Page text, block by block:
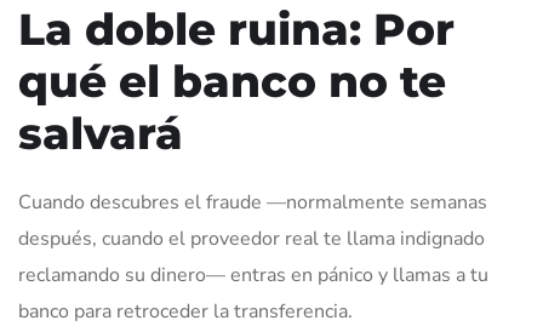
La doble ruina: Por
qué el banco no te
salvará
Cuando descubres el fraude —normalmente semanas
después, cuando el proveedor real te llama indignado
reclamando su dinero— entras en pánico y llamas a tu
banco para retroceder la transferencia.